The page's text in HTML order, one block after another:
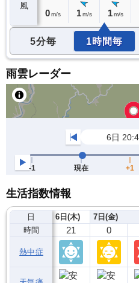
風
0 m/s 1 m/s 1 m/s
5分毎 1時間毎
雨雲レーダー
生活指数情報
日
時間
熱中症
6日(木)
21
7日(金)
0